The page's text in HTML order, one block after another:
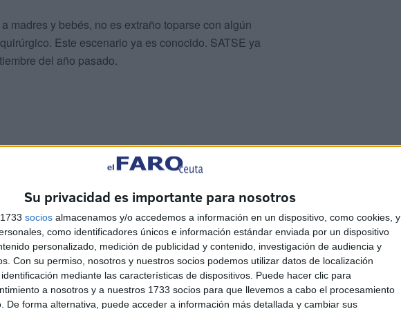
Su privacidad es importante para nosotros
socios almacenamos y/o accedemos a información en un dispositivo, como cookies, y
como identificadores únicos e información estándar enviada por un dispositivo
personalizado, medición de publicidad y contenido, investigación de audiencia y
Con su permiso, nosotros y nuestros socios podemos utilizar datos de localización
mediante las características de dispositivos. Puede hacer clic para
a nosotros y a nuestros 1733 socios para que llevemos a cabo el procesamiento
De forma alternativa, puede acceder a información más detallada y cambiar sus
madres y bebés, no es extraño toparse con algún
Este escenario ya es conocido. SATSE ya
del año pasado.
las que se puede observar a un batiburrillo de
1 y 2, también se produce según especifican
está lleno”, subrayan.
afirmación. El primero, el uso de habitaciones